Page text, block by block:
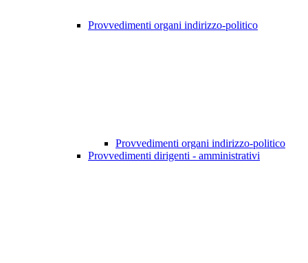
Provvedimenti organi indirizzo-politico
Provvedimenti organi indirizzo-politico
Provvedimenti dirigenti - amministrativi